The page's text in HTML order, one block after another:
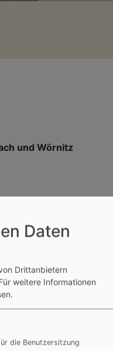
und Wörnitz
8 Uhr - 12 Uhr
Uhr
Daten
Drittanbietern
weitere Informationen
die Benutzersitzung